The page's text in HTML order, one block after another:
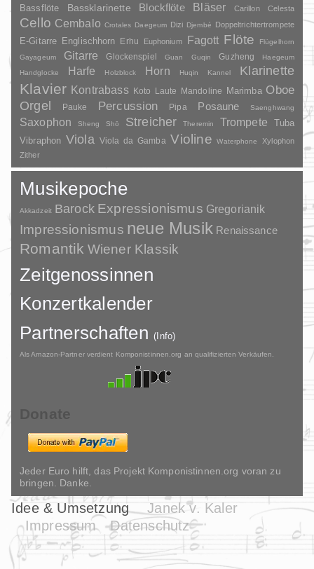
Bassflöte Bassklarinette Blockflöte Bläser Carillon Celesta
Cello Cembalo Crotales Daegeum Dizi Djembé Doppeltrichtertrompete
E-Gitarre Englischhorn Erhu Euphonium Fagott Flöte
Flügelhorn
Gayageum
Gitarre Glockenspiel Guan Guqin Guzheng
Haegeum
Handglocke
Harfe Holzblock Horn Huqin Kannel Klarinette
Klavier Kontrabass Koto Laute Mandoline Marimba Oboe
Orgel Pauke Percussion Pipa Posaune Saenghwang
Saxophon Sheng Shō Streicher Theremin Trompete
Tuba
Vibraphon Viola Viola da Gamba Violine Waterphone
Xylophon
Zither
Musikepoche
Akkadzeit Barock Expressionismus Gregorianik
Impressionismus neue Musik Renaissance
Romantik Wiener Klassik
Zeitgenossinnen
Konzertkalender
Partnerschaften(Info)
Als Amazon-Partner verdient Komponistinnen.org an qualifizierten Verkäufen.
Donate
Jeder Euro hilft, das Projekt Komponistinnen.org voran zu
bringen. Danke.
Idee & Umsetzung
Janek v. Kaler
Impressum
Datenschutz